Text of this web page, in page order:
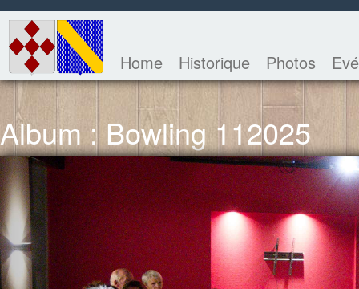
Home Historique Photos
Album : Bowling 112025
Previous